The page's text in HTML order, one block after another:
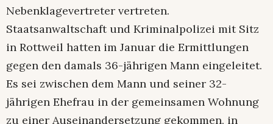
Nebenklagevertreter vertreten.
Staatsanwaltschaft und Kriminalpolizei mit Sitz
in Rottweil hatten im Januar die Ermittlungen
gegen den damals 36-jährigen Mann eingeleitet.
Es sei zwischen dem Mann und seiner 32-
jährigen Ehefrau in der gemeinsamen Wohnung
zu einer Auseinandersetzung gekommen, in